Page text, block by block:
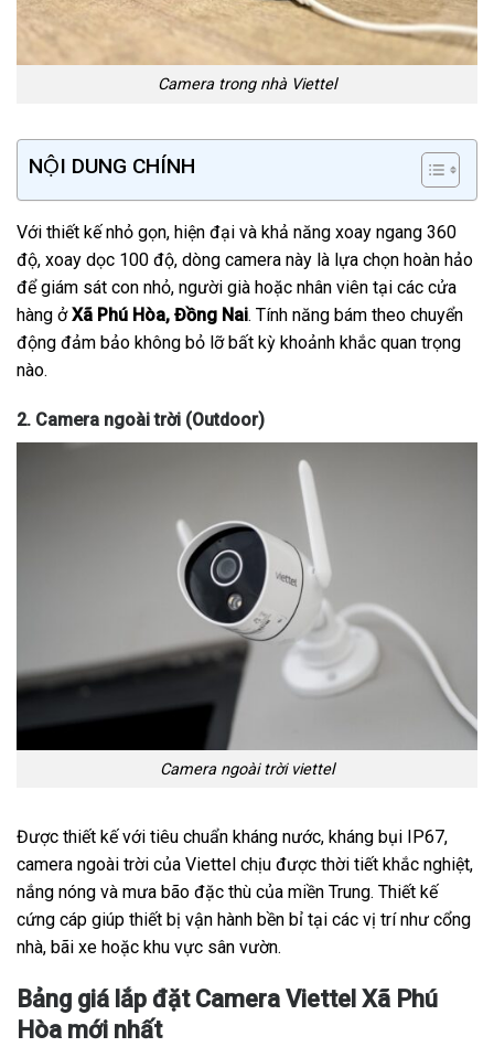
Camera trong nhà Viettel
NỘI DUNG CHÍNH
Với thiết kế nhỏ gọn, hiện đại và khả năng xoay ngang 360
độ, xoay dọc 100 độ, dòng camera này là lựa chọn hoàn hảo
để giám sát con nhỏ, người già hoặc nhân viên tại các cửa
hàng ởXã Phú Hòa, Đồng Nai. Tính năng bám theo chuyển
động đảm bảo không bỏ lỡ bất kỳ khoảnh khắc quan trọng
nào.
2. Camera ngoài trời (Outdoor)
Camera ngoài trời viettel
Được thiết kế với tiêu chuẩn kháng nước, kháng bụi IP67,
camera ngoài trời của Viettel chịu được thời tiết khắc nghiệt,
nắng nóng và mưa bão đặc thù của miền Trung. Thiết kế
cứng cáp giúp thiết bị vận hành bền bỉ tại các vị trí như cổng
nhà, bãi xe hoặc khu vực sân vườn.
Bảng giá lắp đặt Camera Viettel Xã Phú
Hòa mới nhất